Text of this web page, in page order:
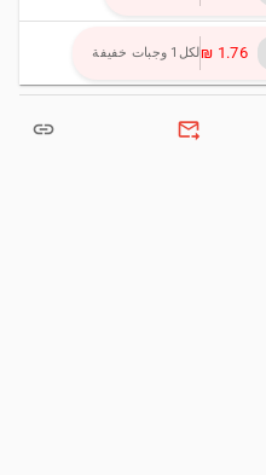
‏1.76 ₪ لكل1 وجبات خفيفة
forward_to_inbox
link